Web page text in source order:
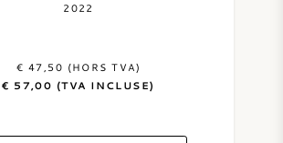
2022
€ 47,50 (HORS TVA)
€ 57,00 (TVA INCLUSE)